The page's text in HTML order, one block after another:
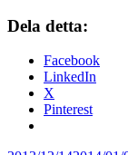
Dela detta:
Facebook
LinkedIn
X
Pinterest